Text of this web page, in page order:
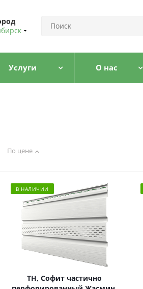
Услуги О нас
По цене
В НАЛИЧИИ
ТН, Софит частично